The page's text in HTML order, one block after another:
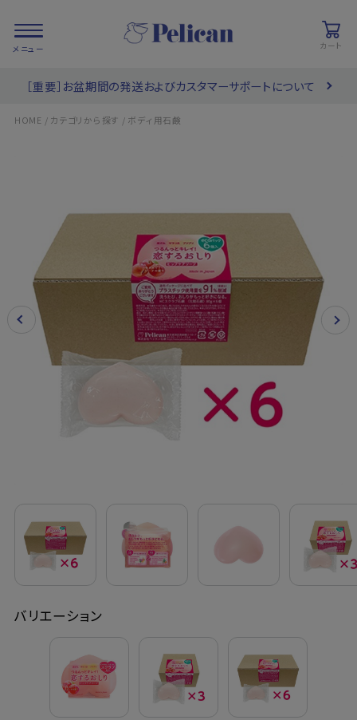
カート
PRODUCTS
COLLECTIONS/ ブランド一覧
ご利用案内
会員登録でお得
NEWS一覧
利用規約
［重要］お盆期間の発送およびカスタマーサポートについて
HOME / カテゴリから探す / ボディ用石鹸
バリエーション